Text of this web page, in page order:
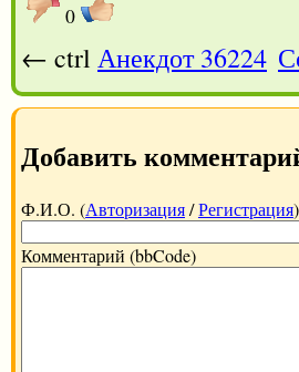
0
← ctrl Анекдот 36224
Добавить
Ф.И.О. (Авторизация/Регистрация)
Комментарий (bbCode)